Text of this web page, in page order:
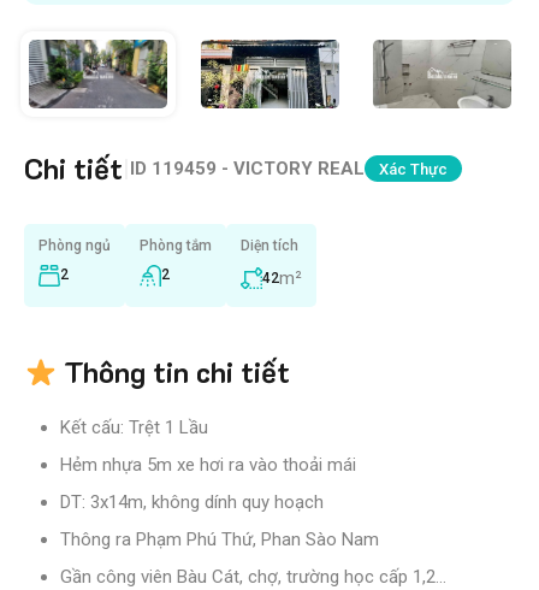
Chi tiết ID 119459 - VICTORY REAL Xác Thực
Phòng ngủ
2
Phòng tắm
2
Diện tích
42m²
Thông tin chi tiết
Kết cấu: Trệt 1 Lầu
Hẻm nhựa 5m xe hơi ra vào thoải mái
DT: 3x14m, không dính quy hoạch
Thông ra Phạm Phú Thứ, Phan Sào Nam
Gần công viên Bàu Cát, chợ, trường học cấp 1,2…